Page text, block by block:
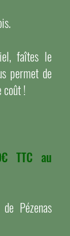
faîtes le
permet de
coût !
TTC au
Pézenas